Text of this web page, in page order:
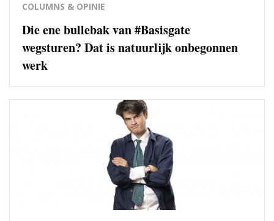
COLUMNS & OPINIE
Die ene bullebak van #Basisgate
wegsturen? Dat is natuurlijk onbegonnen
werk